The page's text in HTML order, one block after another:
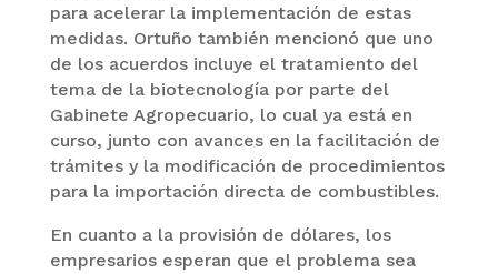
para acelerar la implementación de estas
medidas. Ortuño también mencionó que uno
de los acuerdos incluye el tratamiento del
tema de la biotecnología por parte del
Gabinete Agropecuario, lo cual ya está en
curso, junto con avances en la facilitación de
trámites y la modificación de procedimientos
para la importación directa de combustibles.
En cuanto a la provisión de dólares, los
empresarios esperan que el problema sea